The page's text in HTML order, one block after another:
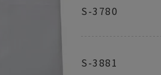
S-3780
S-3881